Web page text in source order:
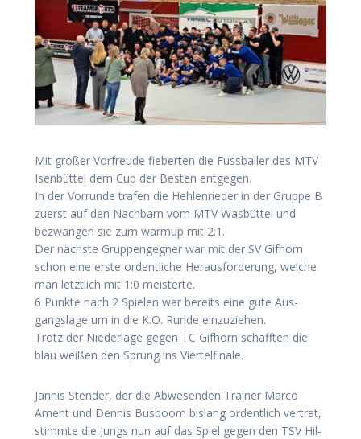
Mit gro­ßer Vor­freu­de fie­ber­ten die Fuss­bal­ler des MTV
Isen­büt­tel dem Cup der Bes­ten ent­ge­gen.
In der Vor­run­de tra­fen die Heh­len­rie­der in der Grup­pe B
zuerst auf den Nach­barn vom MTV Was­büt­tel und
bezwan­gen sie zum war­mup mit 2:1.
Der nächs­te Grup­pen­geg­ner war mit der SV Gif­horn
schon eine ers­te ordent­li­che Her­aus­for­de­rung, wel­che
man letzt­lich mit 1:0 meis­ter­te.
6 Punk­te nach 2 Spie­len war bereits eine gute Aus­
gangs­la­ge um in die K.O. Run­de ein­zu­zie­hen.
Trotz der Nie­der­la­ge gegen TC Gif­horn schaff­ten die
blau wei­ßen den Sprung ins Viertelfinale.
Jan­nis Sten­der, der die Abwe­sen­den Trai­ner Mar­co
Ament und Den­nis Bus­boom bis­lang ordent­lich ver­trat,
stimm­te die Jungs nun auf das Spiel gegen den TSV Hil­